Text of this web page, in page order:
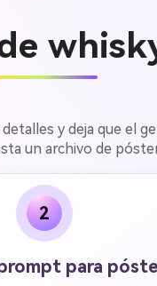
y deja que el
un archivo de
2
para